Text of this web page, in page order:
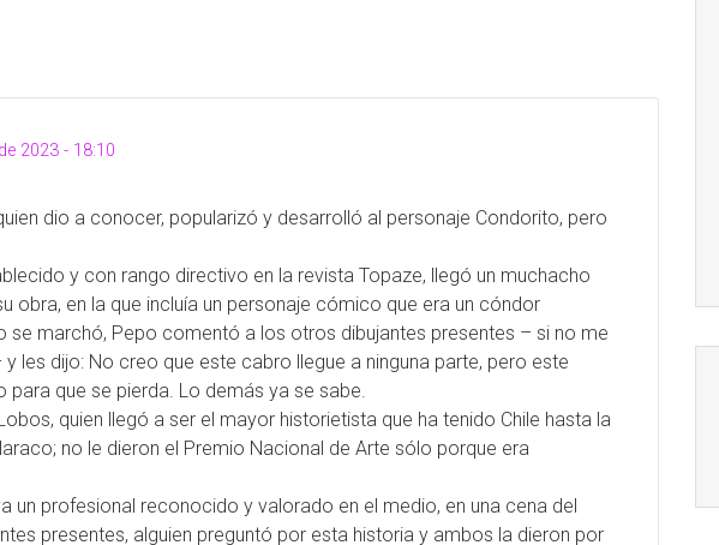
2023 - 18:10
dio a conocer, popularizó y desarrolló al personaje Condorito, pero
y con rango directivo en la revista Topaze, llegó un muchacho
obra, en la que incluía un personaje cómico que era un cóndor
marchó, Pepo comentó a los otros dibujantes presentes – si no me
les dijo: No creo que este cabro llegue a ninguna parte, pero este
que se pierda. Lo demás ya se sabe.
quien llegó a ser el mayor historietista que ha tenido Chile hasta la
no le dieron el Premio Nacional de Arte sólo porque era
un profesional reconocido y valorado en el medio, en una cena del
presentes, alguien preguntó por esta historia y ambos la dieron por